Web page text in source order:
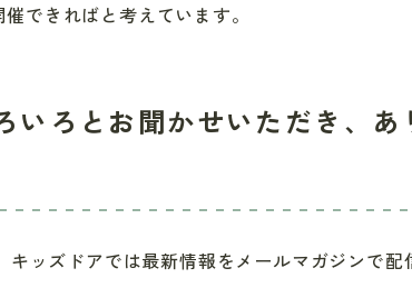
催できればと考えています。
いろとお聞かせいただき、あ
キッズドアでは最新情報をメールマガジンで配